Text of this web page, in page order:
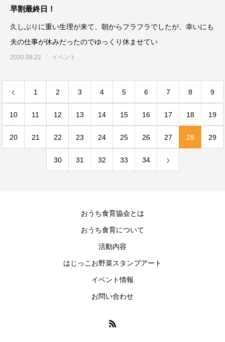
早割最終日！
久しぶりに重い生理が来て、朝からフラフラでしたが、幸いにも
夫の仕事が休みだったのでゆっくり休ませてい
2020.08.22 イベント
1 2 3 4 5 6 7 8 9
10 11 12 13 14 15 16 17 18 19
20 21 22 23 24 25 26 27 28 29
30 31 32 33 34
おうち食育協会とは
おうち食育について
活動内容
はじっこお野菜スタンプアート
イベント情報
お問い合わせ